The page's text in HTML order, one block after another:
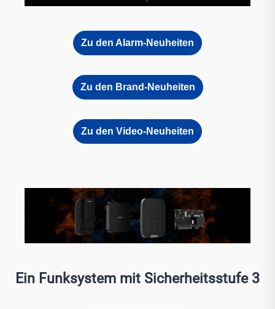
Zu den Alarm-Neuheiten
Zu den Brand-Neuheiten
Zu den Video-Neuheiten
Ein Funksystem mit Sicherheitsstufe 3